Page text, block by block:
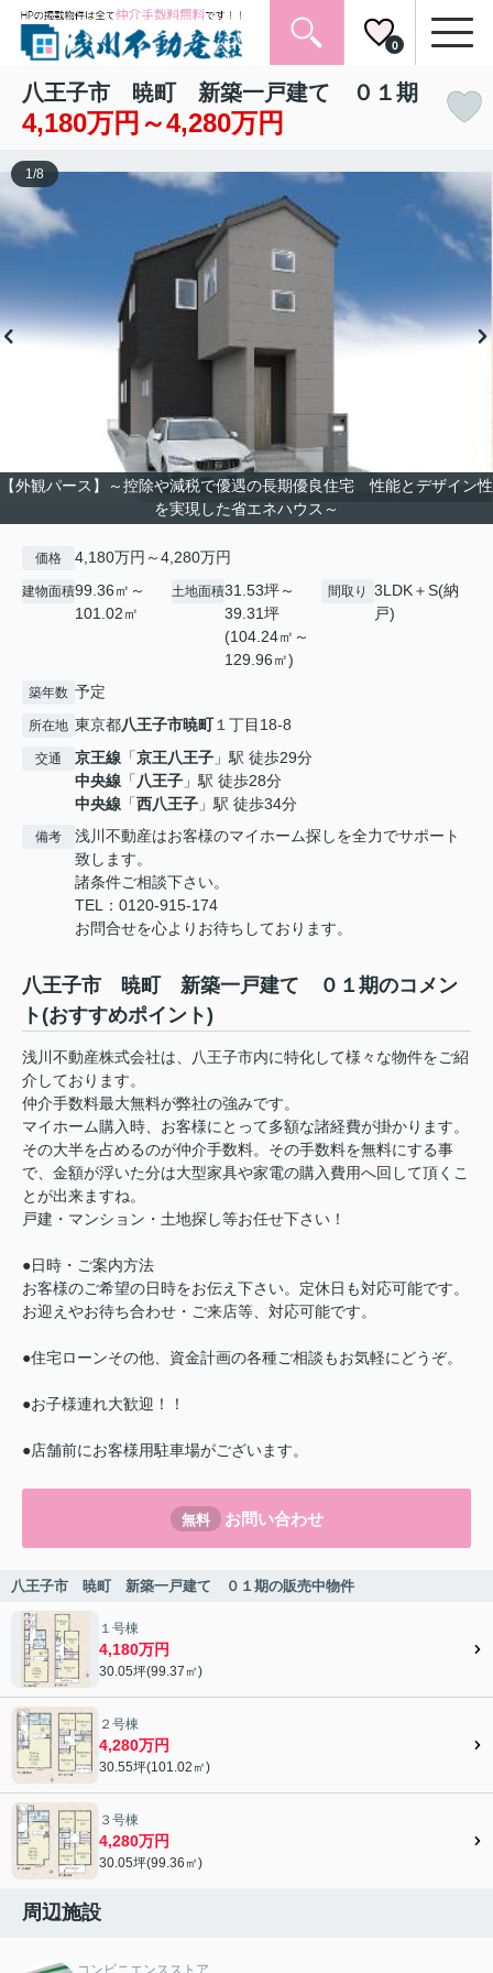
0
八王子市 暁町 新築一戸建て ０１期
4,180万円～4,280万円
【外観パース】～控除や減税で優遇の長期優良住宅 性能とデザイン性
を実現した省エネハウス～
1 /8
価格 4,180万円～4,280万円
建物面積99.36㎡～
101.02㎡
土地面積31.53坪～
39.31坪
(104.24㎡～
129.96㎡)
間取り
3LDK＋S(納
戸)
築年数 予定
所在地 東京都八王子市暁町１丁目18-8
交通 京王線 「京王八王子 」駅 徒歩29分
中央線 「 八王子 」駅 徒歩28分
中央線 「西八王子 」駅 徒歩34分
備考
浅川不動産はお客様のマイホーム探しを全力でサポート
致します。
諸条件ご相談下さい。
TEL：0120-915-174
お問合せを心よりお待ちしております。
八王子市 暁町 新築一戸建て ０１期のコメン
ト(おすすめポイント)
浅川不動産株式会社は、八王子市内に特化して様々な物件をご紹
介しております。
仲介手数料最大無料が弊社の強みです。
マイホーム購入時、お客様にとって多額な諸経費が掛かります。
その大半を占めるのが仲介手数料。その手数料を無料にする事
で、金額が浮いた分は大型家具や家電の購入費用へ回して頂くこ
とが出来ますね。
戸建・マンション・土地探し等お任せ下さい！
●日時・ご案内方法
お客様のご希望の日時をお伝え下さい。定休日も対応可能です。
お迎えやお待ち合わせ・ご来店等、対応可能です。
●住宅ローンその他、資金計画の各種ご相談もお気軽にどうぞ。
●お子様連れ大歓迎！！
●店舗前にお客様用駐車場がございます。
無料 お問い合わせ
八王子市 暁町 新築一戸建て ０１期の販売中物件
１号棟
4,180万円
30.05坪(99.37㎡)
２号棟
4,280万円
30.55坪(101.02㎡)
３号棟
4,280万円
30.05坪(99.36㎡)
周辺施設
コンビニエンスストア